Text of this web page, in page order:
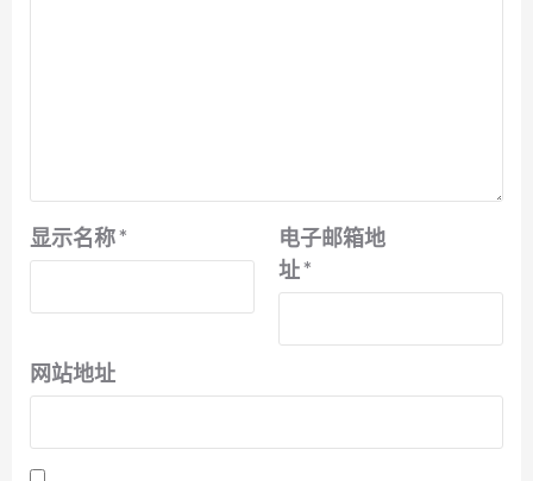
显示名称*
电子邮箱地
址*
网站地址